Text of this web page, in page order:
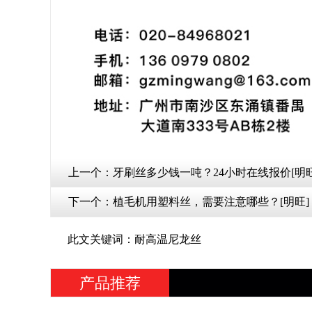
上一个： 牙刷丝多少钱一吨？24小时在线报价[明
下一个： 植毛机用塑料丝，需要注意哪些？[明旺]
此文关键词：耐高温尼龙丝
产品推荐